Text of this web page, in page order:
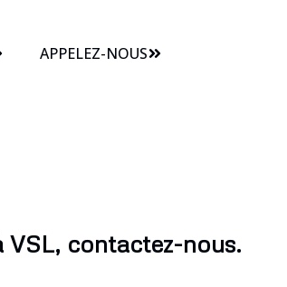
APPELEZ-NOUS
VSL, contactez-nous.